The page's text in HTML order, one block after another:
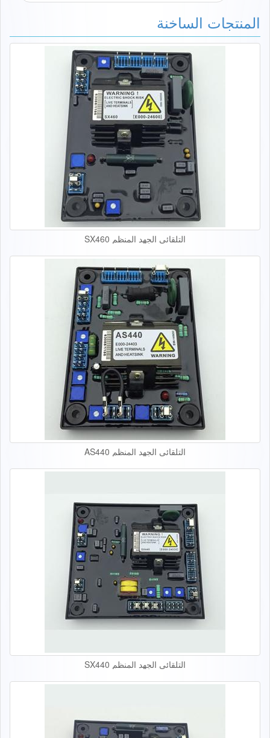
المنتجات الساخنة
التلقائي الجهد المنظم SX460
التلقائي الجهد المنظم AS440
التلقائي الجهد المنظم SX440